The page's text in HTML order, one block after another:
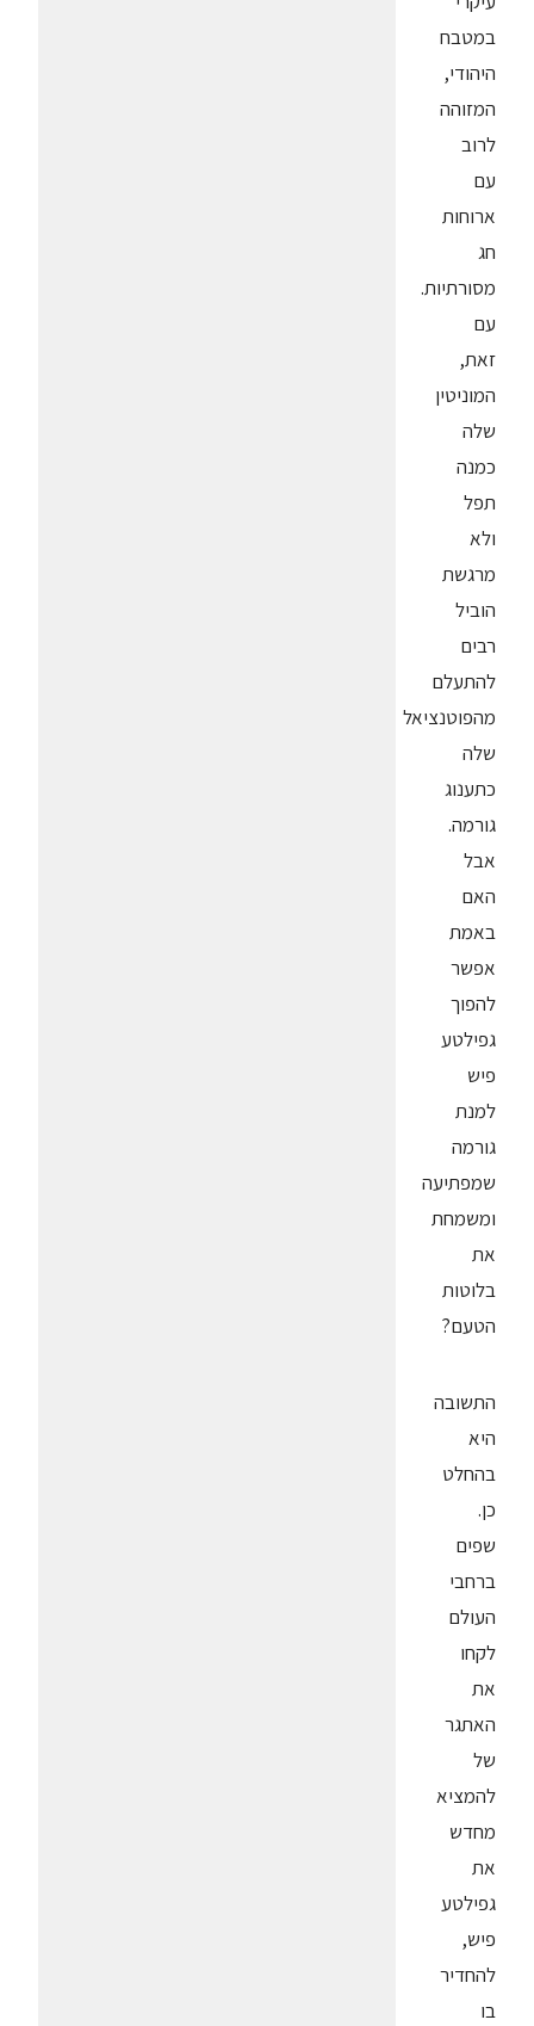
במטבח
היהודי,
המזוהה
לרוב
עם
ארוחות
חג
מסורתיות.
עם
זאת,
המוניטין
שלה
כמנה
תפל
ולא
מרגשת
הוביל
רבים
להתעלם
מהפוטנציאל
שלה
כתענוג
גורמה.
אבל
האם
באמת
אפשר
להפוך
גפילטע
פיש
למנת
גורמה
שמפתיעה
ומשמחת
את
בלוטות
הטעם?
התשובה
היא
בהחלט
כן.
שפים
ברחבי
העולם
לקחו
את
האתגר
של
להמציא
מחדש
את
גפילטע
פיש,
להחדיר
בו